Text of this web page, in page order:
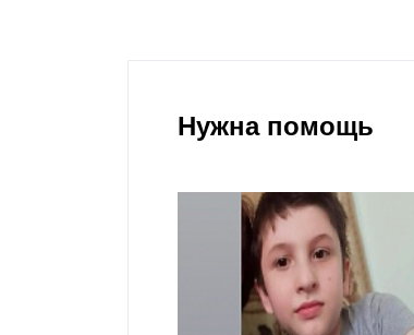
Нужна помощь